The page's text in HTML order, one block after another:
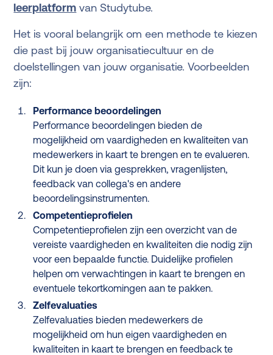
leerplatform van Studytube.
Het is vooral belangrijk om een methode te kiezen
die past bij jouw organisatiecultuur en de
doelstellingen van jouw organisatie. Voorbeelden
zijn:
Performance beoordelingen
Performance beoordelingen bieden de
mogelijkheid om vaardigheden en kwaliteiten van
medewerkers in kaart te brengen en te evalueren.
Dit kun je doen via gesprekken, vragenlijsten,
feedback van collega's en andere
beoordelingsinstrumenten.
Competentieprofielen
Competentieprofielen zijn een overzicht van de
vereiste vaardigheden en kwaliteiten die nodig zijn
voor een bepaalde functie. Duidelijke profielen
helpen om verwachtingen in kaart te brengen en
eventuele tekortkomingen aan te pakken.
Zelfevaluaties
Zelfevaluaties bieden medewerkers de
mogelijkheid om hun eigen vaardigheden en
kwaliteiten in kaart te brengen en feedback te